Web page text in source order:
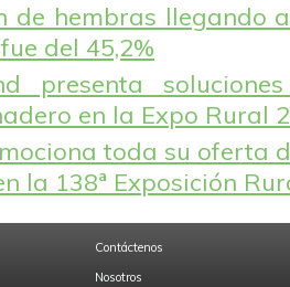
de hembras llegando
del 45,2%
presenta
en la Expo Rural
toda su oferta
la 138ª Exposición
Contáctenos
Nosotros